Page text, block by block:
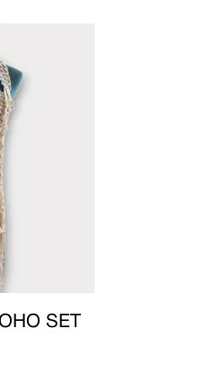
SET